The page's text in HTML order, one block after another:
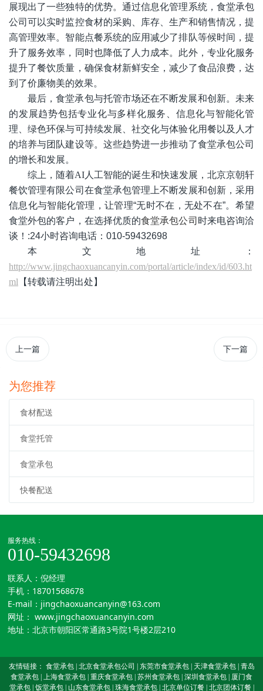
展现出了一些独特的优势。通过信息化管理系统，食堂承包
公司可以实时监控食材的采购、库存、生产和销售情况，提
高管理效率。智能点餐系统的应用减少了排队等候时间，提
升了服务效率，同时也降低了人力成本。此外，专业化服务
提升了餐饮质量，确保食材新鲜安全，减少了食品浪费，达
到了价廉物美的效果‌。
最后，食堂承包与托管市场还在不断发展和创新。未来
的发展趋势包括专业化与多样化服务、信息化与智能化管
理、绿色环保与可持续发展、社交化与体验化用餐以及人才
的培养与团队建设等‌。这些趋势进一步推动了食堂承包公司
的增长和发展。
综上，随着AI人工智能的诞生和快速发展，北京京朝轩
餐饮管理有限公司在食堂承包管理上不断发展和创新，采用
信息化与智能化管理，让管理“无时不在，无处不在”。 希望
食堂外包的客户，在选择优质的食堂承包公司 时来电咨询洽
谈！ :24小时咨询电话： 010-59432698
本文地址：
http://www.jingchaoxuancanyin.com/portal/article/index/id/603.ht
ml 【转载请注明出处】
上一篇 下一篇
为您推荐
食材配送
食堂托管
食堂承包
快餐配送
服务热线：
010-59432698
联系人：倪经理
手机： 18701568678
E-mail：jingchaoxuancanyin@163.com
网址：www.jingchaoxuancanyin.com
地址：北京市朝阳区常通路3号院1号楼2层210
友情链接： 食堂承包| 北京食堂承包公司 东莞市食堂承包| 天津食堂承包| 青岛
食堂承包 上海食堂承包 重庆食堂承包 苏州食堂承包 深圳食堂承包
厦门食
堂承包| 饭堂承包| 山东食堂承包| 珠海食堂承包| 北京单位订餐| 北京团体订餐|